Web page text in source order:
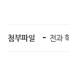
첨부파일 전과